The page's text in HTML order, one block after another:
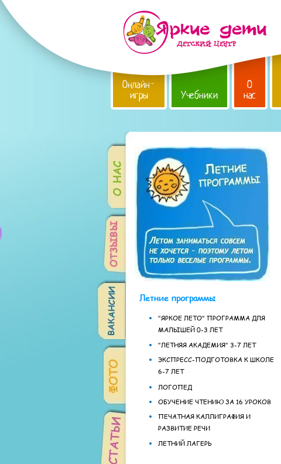
Онлайн-
игры Учебники
О
нас
Летние программы
"ЯРКОЕ ЛЕТО" ПРОГРАММА ДЛЯ
МАЛЫШЕЙ 0-3 ЛЕТ
"ЛЕТНЯЯ АКАДЕМИЯ" 3-7 ЛЕТ
ЭКСПРЕСС-ПОДГОТОВКА К ШКОЛЕ
6-7 ЛЕТ
ЛОГОПЕД
ОБУЧЕНИЕ ЧТЕНИЮ ЗА 16 УРОКОВ
ПЕЧАТНАЯ КАЛЛИГРАФИЯ И
РАЗВИТИЕ РЕЧИ
ЛЕТНИЙ ЛАГЕРЬ